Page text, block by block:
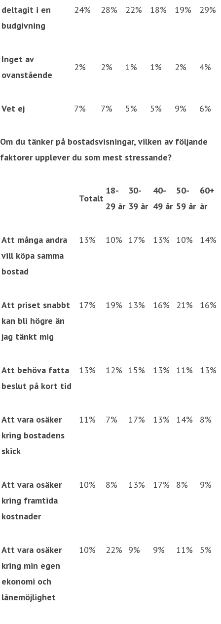
deltagit i en
budgivning
24% 28% 22% 18% 19% 29%
Inget av
ovanstående
2% 2% 1% 1% 2% 4%
Vet ej 7% 7% 5% 5% 9% 6%
Om du tänker på bostadsvisningar, vilken av följande
faktorer upplever du som mest stressande?
Totalt
18-
29 år
30-
39 år
40-
49 år
50-
59 år
60+
år
Att många andra
vill köpa samma
bostad
13% 10% 17% 13% 10% 14%
Att priset snabbt
kan bli högre än
jag tänkt mig
17% 19% 13% 16% 21% 16%
Att behöva fatta
beslut på kort tid
13% 12% 15% 13% 11% 13%
Att vara osäker
kring bostadens
skick
11% 7% 17% 13% 14% 8%
Att vara osäker
kring framtida
kostnader
10% 8% 13% 17% 8% 9%
Att vara osäker
kring min egen
ekonomi och
lånemöjlighet
10% 22% 9% 9% 11% 5%